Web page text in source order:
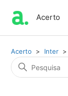
Acerto
Acerto Inter